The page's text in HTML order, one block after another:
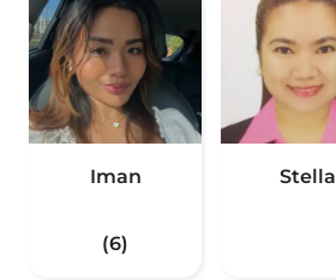
Iman
(6)
Stella